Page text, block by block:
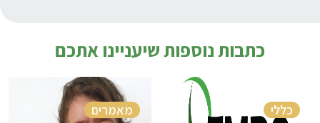
כתבות נוספות שיעניינו אתכם
כללי מאמרים